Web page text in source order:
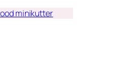
minikutter